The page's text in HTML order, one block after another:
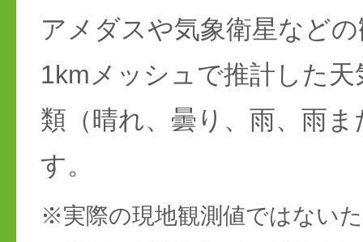
アメダスや気象衛星など
1kmメッシュで推計した
類（晴れ、曇り、雨、雨
す。
※実際の現地観測値ではない